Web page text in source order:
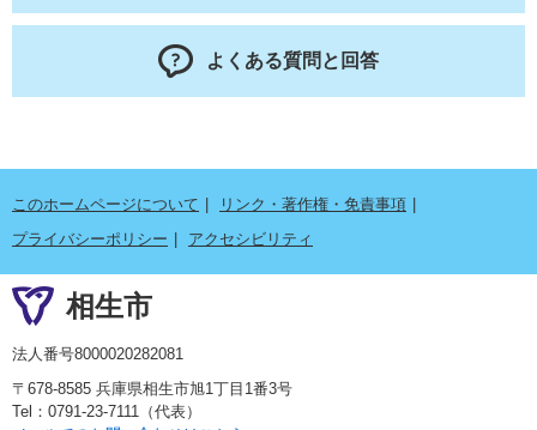
よくある質問と回答
このホームページについて
リンク・著作権・免責事項
プライバシーポリシー
アクセシビリティ
相生市
法人番号8000020282081
〒678-8585 兵庫県相生市旭1丁目1番3号
Tel：0791-23-7111（代表）